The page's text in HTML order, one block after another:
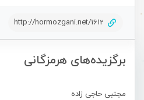
برگزیده‌های هرمزگانی
مجتبی حاجی زاده
http://hormozgani.net/1612